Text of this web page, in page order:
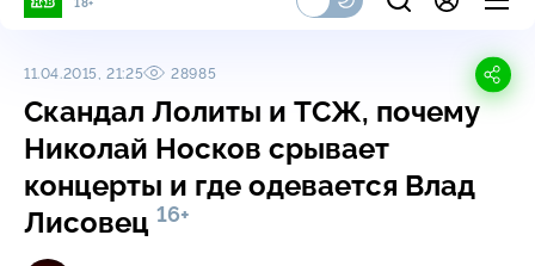
11.04.2015, 21:25 28985
Скандал Лолиты и ТСЖ, почему
Николай Носков срывает
концерты и где одевается Влад
Лисовец 16+